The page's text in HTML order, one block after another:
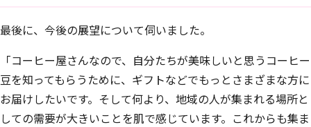
最後に、今後の展望について伺いました。
「コーヒー屋さんなので、自分たちが美味しいと思うコーヒー
豆を知ってもらうために、ギフトなどでもっとさまざまな方に
お届けしたいです。そして何より、地域の人が集まれる場所と
しての需要が大きいことを肌で感じています。これからも集ま